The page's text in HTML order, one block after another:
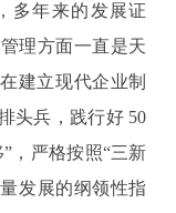
多年来的发展证
理方面一直是天
建立现代企业制
头兵，践行好 50
，严格按照“三新
发展的纲领性指